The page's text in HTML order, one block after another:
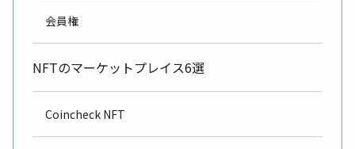
会員権
NFTのマーケットプレイス6選
Coincheck NFT